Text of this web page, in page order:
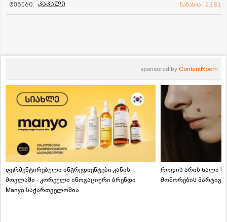
ტეგები: კაკალი ნანახია: 2181
sponsored by ContentRoom
ფერმენტირებული ინგრედიენტები კანის
მოვლაში - კორეული ინოვაციური ბრენდი
Manyo საქართველოშია
როდის არის ხალი
მოშორების